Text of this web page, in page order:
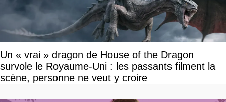
Un « vrai » dragon de House of the Dragon
survole le Royaume-Uni : les passants filment la
scène, personne ne veut y croire